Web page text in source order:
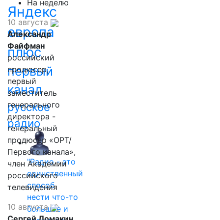
Яндекс
европа
плюс
первый
канал
русское
радио
"Радио - это
единственный
способ
нести что-то
большое и
На неделю
10 августа
Александр
Файфман
российский
продюсер,
первый
заместитель
генерального
директора -
генеральный
продюсер «ОРТ/
Первого канала»,
член Академии
российского
телевидения
10 августа